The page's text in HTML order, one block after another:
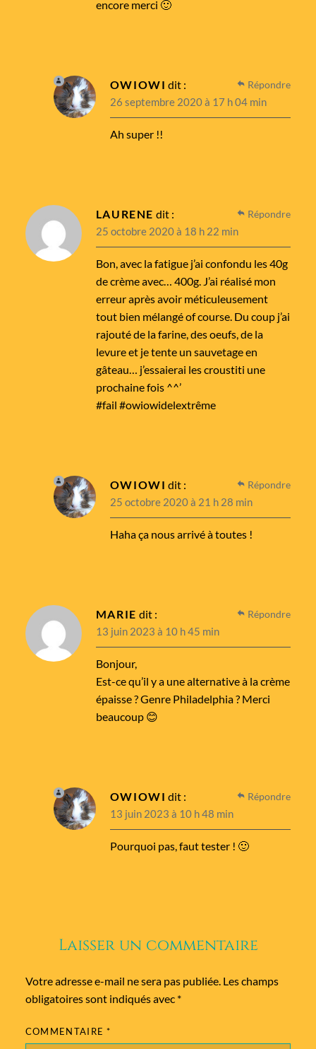
encore merci 🙂
OWIOWI dit :
26 septembre 2020 à 17 h 04 min
Ah super !!
Répondre
LAURENE dit :
25 octobre 2020 à 18 h 22 min
Bon, avec la fatigue j’ai confondu les 40g
de crème avec… 400g. J’ai réalisé mon
erreur après avoir méticuleusement
tout bien mélangé of course. Du coup j’ai
rajouté de la farine, des oeufs, de la
levure et je tente un sauvetage en
gâteau… j’essaierai les croustiti une
prochaine fois ^^’
#fail #owiowidelextrême
Répondre
OWIOWI dit :
25 octobre 2020 à 21 h 28 min
Haha ça nous arrivé à toutes !
Répondre
MARIE dit :
13 juin 2023 à 10 h 45 min
Bonjour,
Est-ce qu’il y a une alternative à la crème
épaisse ? Genre Philadelphia ? Merci
beaucoup 😊
Répondre
OWIOWI dit :
13 juin 2023 à 10 h 48 min
Pourquoi pas, faut tester ! 🙂
Répondre
Laisser un commentaire
Votre adresse e-mail ne sera pas publiée. Les champs
obligatoires sont indiqués avec *
COMMENTAIRE*